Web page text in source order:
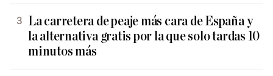
La carretera de peaje más cara de España y
la alternativa gratis por la que solo tardas 10
minutos más